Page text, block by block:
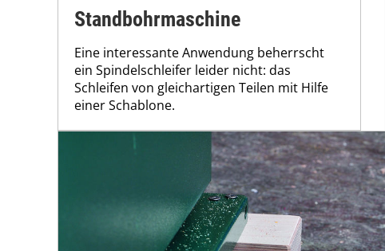
Standbohrmaschine
Eine interessante Anwendung beherrscht
ein Spindelschleifer leider nicht: das
Schleifen von gleichartigen Teilen mit Hilfe
einer Schablone.